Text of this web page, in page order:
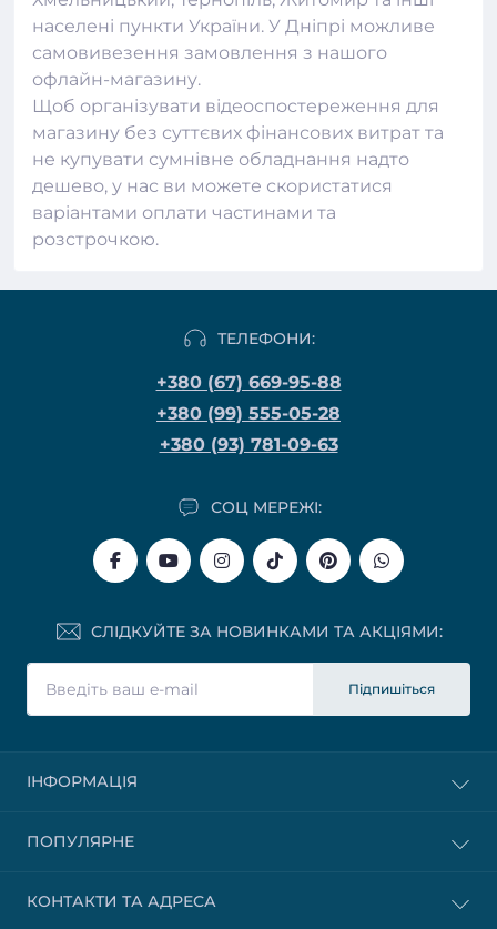
населені пункти України. У Дніпрі можливе
самовивезення замовлення з нашого
офлайн-магазину.
Щоб організувати відеоспостереження для
магазину без суттєвих фінансових витрат та
не купувати сумнівне обладнання надто
дешево, у нас ви можете скористатися
варіантами оплати частинами та
розстрочкою.
ТЕЛЕФОНИ:
+380 (67) 669-95-88
+380 (99) 555-05-28
+380 (93) 781-09-63
СОЦ МЕРЕЖІ:
СЛІДКУЙТЕ ЗА НОВИНКАМИ ТА АКЦІЯМИ:
Підпишіться
ІНФОРМАЦІЯ
ПОПУЛЯРНЕ
КОНТАКТИ ТА АДРЕСА